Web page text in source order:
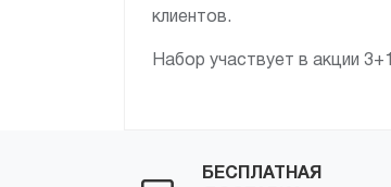
клиентов.
Набор участвует в акции
БЕСПЛАТНАЯ